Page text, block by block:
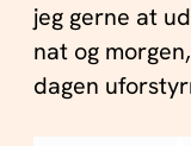
jeg gerne at
nat og
dagen